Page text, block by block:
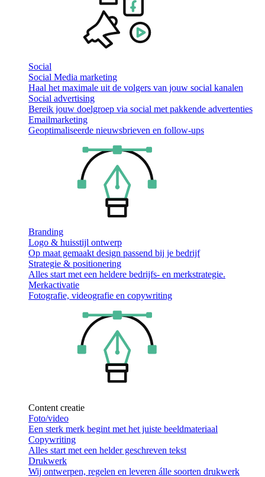
Social
Social Media marketing
Haal het maximale uit de volgers van jouw social kanalen
Social advertising
Bereik jouw doelgroep via social met pakkende advertenties
Emailmarketing
Geoptimaliseerde nieuwsbrieven en follow-ups
Branding
Logo & huisstijl ontwerp
Op maat gemaakt design passend bij je bedrijf
Strategie & positionering
Alles start met een heldere bedrijfs- en merkstrategie.
Merkactivatie
Fotografie, videografie en copywriting
Content creatie
Foto/video
Een sterk merk begint met het juiste beeldmateriaal
Copywriting
Alles start met een helder geschreven tekst
Drukwerk
Wij ontwerpen, regelen en leveren álle soorten drukwerk